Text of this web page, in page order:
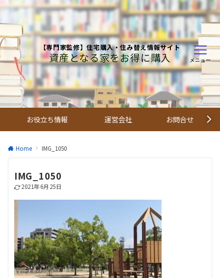
【専門家監修】住宅購入・住み替え情報サイト
資産となる家をお得に購入 メニュー
お役立ち情報 運営会社 お問合せ
Home IMG_1050
IMG_1050
2021年6月25日